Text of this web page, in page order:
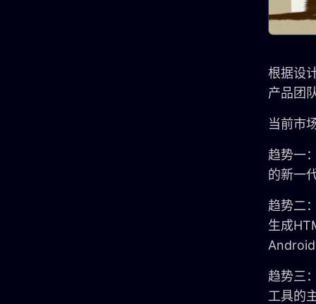
根据设
产品团
当前市
趋势一
的新一
趋势二
生成
趋势三
工具的